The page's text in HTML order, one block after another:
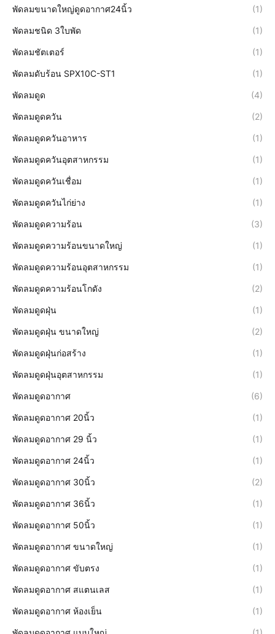
พัดลมขนาดใหญ่ดูดอากาศ24นิ้ว (1)
พัดลมชนิด 3ใบพัด (1)
พัดลมชัตเตอร์ (1)
พัดลมดับร้อน SPX10C-ST1 (1)
พัดลมดูด (4)
พัดลมดูดควัน (2)
พัดลมดูดควันอาหาร (1)
พัดลมดูดควันอุตสาหกรรม (1)
พัดลมดูดควันเชื่อม (1)
พัดลมดูดควันไก่ย่าง (1)
พัดลมดูดความร้อน (3)
พัดลมดูดความร้อนขนาดใหญ่ (1)
พัดลมดูดความร้อนอุตสาหกรรม (1)
พัดลมดูดความร้อนโกดัง (2)
พัดลมดูดฝุ่น (1)
พัดลมดูดฝุ่น ขนาดใหญ่ (2)
พัดลมดูดฝุ่นก่อสร้าง (1)
พัดลมดูดฝุ่นอุตสาหกรรม (1)
พัดลมดูดอากาศ (6)
พัดลมดูดอากาศ 20นิ้ว (1)
พัดลมดูดอากาศ 29 นิ้ว (1)
พัดลมดูดอากาศ 24นิ้ว (1)
พัดลมดูดอากาศ 30นิ้ว (2)
พัดลมดูดอากาศ 36นิ้ว (1)
พัดลมดูดอากาศ 50นิ้ว (1)
พัดลมดูดอากาศ ขนาดใหญ่ (1)
พัดลมดูดอากาศ ขับตรง (1)
พัดลมดูดอากาศ สแตนเลส (1)
พัดลมดูดอากาศ ห้องเย็น (1)